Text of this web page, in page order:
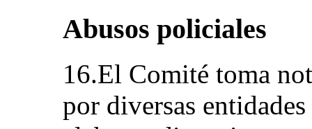
Abusos policiales
16.El Comité toma
por diversas